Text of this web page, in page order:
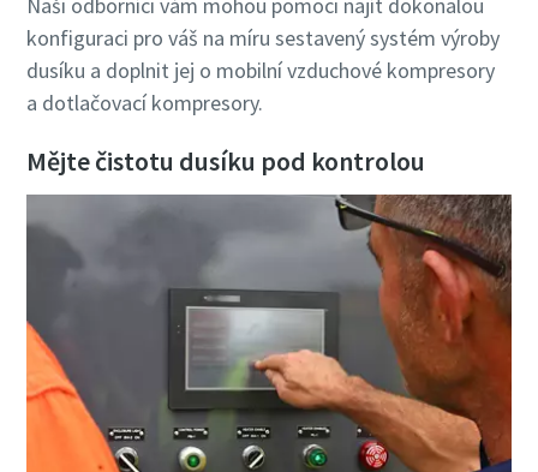
konfiguraci pro váš na míru sestavený systém výroby
dusíku a doplnit jej o mobilní vzduchové kompresory
a dotlačovací kompresory.
Mějte čistotu dusíku pod kontrolou